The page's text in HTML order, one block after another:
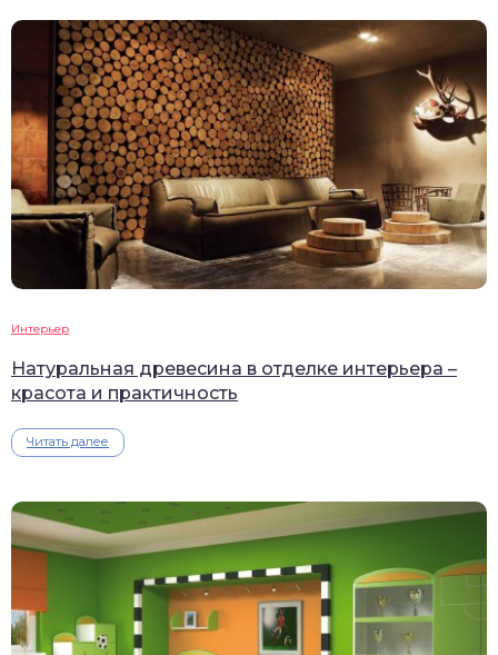
Интерьер
Натуральная древесина в отделке интерьера –
красота и практичность
Читать далее